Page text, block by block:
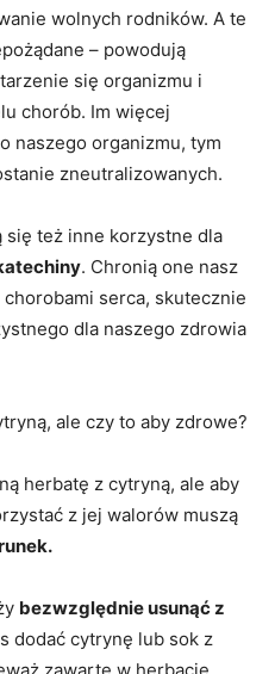
wolnych rodników. A te
– powodują
się organizmu i
chorób. Im więcej
naszego organizmu, tym
zneutralizowanych.
się też inne korzystne dla
. Chronią one nasz
serca, skutecznie
dla naszego zdrowia
ale czy to aby zdrowe?
herbatę z cytryną, ale aby
z jej walorów muszą
bezwzględnie usunąć z
dodać cytrynę lub sok z